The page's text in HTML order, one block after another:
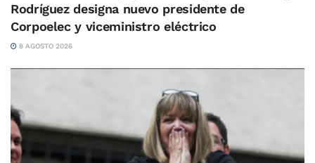
Rodríguez designa nuevo presidente de
Corpoelec y viceministro eléctrico
8 AGOSTO 2026